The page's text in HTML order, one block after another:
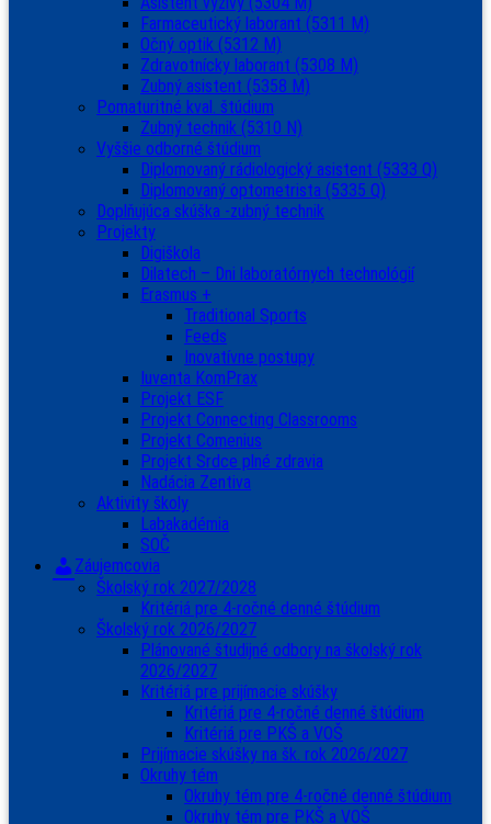
Farmaceutický laborant (5311 M)
Očný optik (5312 M)
Zdravotnícky laborant (5308 M)
Zubný asistent (5358 M)
Pomaturitné kval. štúdium
Zubný technik (5310 N)
Vyššie odborné štúdium
Diplomovaný rádiologický asistent (5333 Q)
Diplomovaný optometrista (5335 Q)
Doplňujúca skúška -zubný technik
Projekty
Digiškola
Dilatech – Dni laboratórnych technológií
Erasmus +
Traditional Sports
Feeds
Inovatívne postupy
Iuventa KomPrax
Projekt ESF
Projekt Connecting Classrooms
Projekt Comenius
Projekt Srdce plné zdravia
Nadácia Zentiva
Aktivity školy
Labakadémia
SOČ
Záujemcovia
Školský rok 2027/2028
Kritériá pre 4-ročné denné štúdium
Školský rok 2026/2027
Plánované študijné odbory na školský rok
2026/2027
Kritériá pre prijímacie skúšky
Kritériá pre 4-ročné denné štúdium
Kritériá pre PKŠ a VOŠ
Prijímacie skúšky na šk. rok 2026/2027
Okruhy tém
Okruhy tém pre 4-ročné denné štúdium
Okruhy tém pre PKŠ a VOŠ